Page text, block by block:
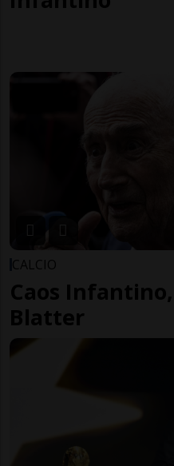
CALCIO
Caos
Blatter